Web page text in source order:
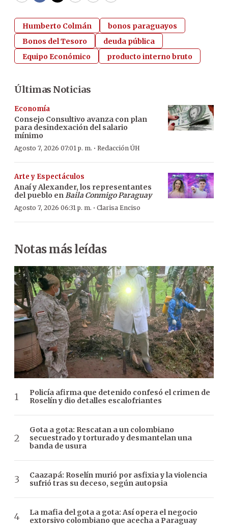
Humberto Colmán
bonos paraguayos
Bonos del Tesoro
deuda pública
Equipo Económico
producto interno bruto
Últimas Noticias
Economía
Consejo Consultivo avanza con plan
para desindexación del salario
mínimo
Agosto 7, 2026 07:01 p. m. · Redacción ÚH
Arte y Espectáculos
Anaí y Alexander, los representantes
del pueblo enBaila Conmigo Paraguay
Agosto 7, 2026 06:31 p. m. · Clarisa Enciso
Notas más leídas
Policía afirma que detenido confesó el crimen de
Roselín y dio detalles escalofriantes
Gota a gota: Rescatan a un colombiano
secuestrado y torturado y desmantelan una
banda de usura
Caazapá: Roselín murió por asfixia y la violencia
sufrió tras su deceso, según autopsia
La mafia del gota a gota: Así opera el negocio
extorsivo colombiano que acecha a Paraguay